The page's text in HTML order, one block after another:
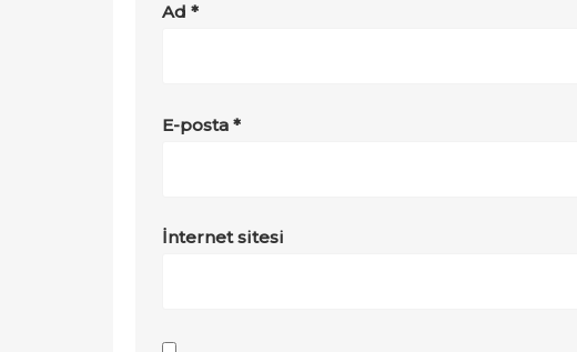
Ad*
E-posta*
İnternet sitesi